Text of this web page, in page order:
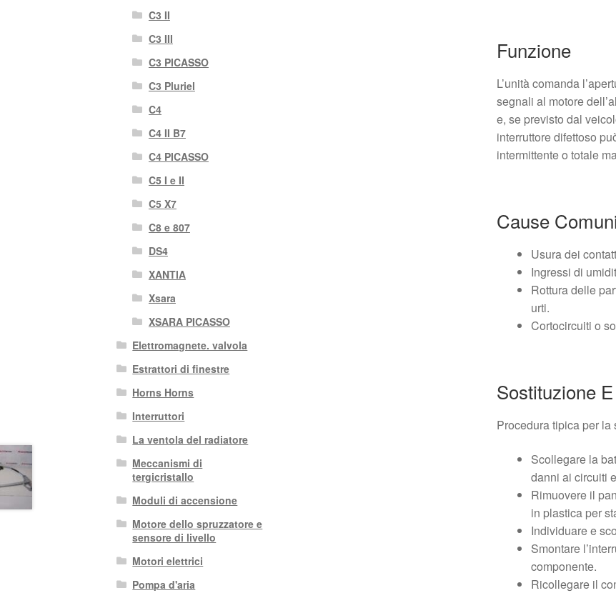
Funzione
L’unità comanda
segnali al motore
e, se previsto dal
interruttore difettoso
intermittente o totale
Cause
Usura dei
Ingressi di
Rottura delle
urti.
Cortocircuiti o
Sostituzione
Procedura tipica per
Scollegare la
danni ai circuiti
Rimuovere il
in plastica per
Individuare e
Smontare
componente.
Ricollegare il
C3 II
C3 III
C3 PICASSO
C3 Pluriel
C4
C4 II B7
C4 PICASSO
C5 I e II
C5 X7
C8 e 807
DS4
XANTIA
Xsara
XSARA PICASSO
Elettromagnete. valvola
Estrattori di finestre
Horns Horns
Interruttori
La ventola del radiatore
Meccanismi di
tergicristallo
Moduli di accensione
Motore dello spruzzatore e
sensore di livello
Motori elettrici
Pompa d'aria